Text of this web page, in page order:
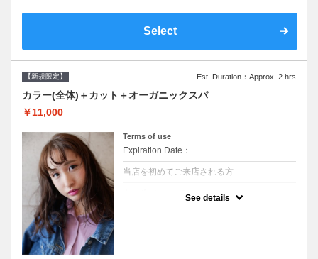
Select
【新規限定】 Est. Duration：Approx. 2 hrs
カラー(全体)＋カット＋オーガニックスパ
￥11,000
Terms of use
Expiration Date：
当店を初めてご来店される方
See details